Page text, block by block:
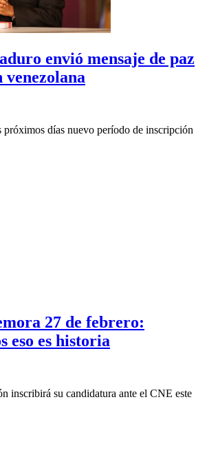
envió mensaje de paz
venezolana
próximos días nuevo período de inscripción
27 de febrero:
eso es historia
inscribirá su candidatura ante el CNE este